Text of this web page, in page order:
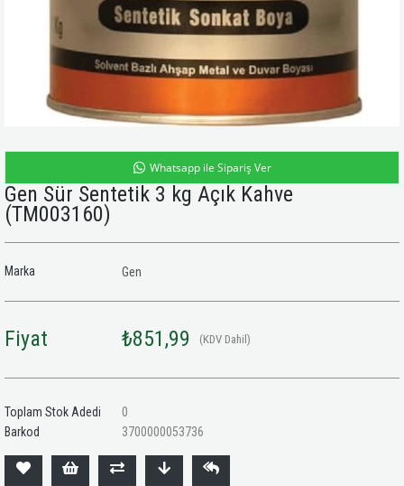
Whatsapp ile Sipariş Ver
Gen Sür Sentetik 3 kg Açık Kahve
(TM003160)
Marka Gen
Fiyat ₺851,99 (KDV Dahil)
Toplam Stok Adedi
0
Barkod
3700000053736